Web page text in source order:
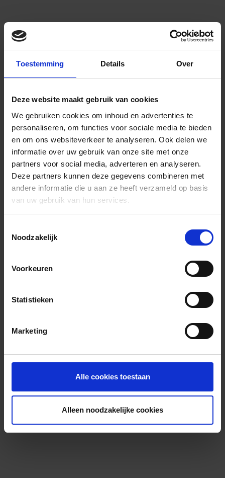
Toestemming Details Over
Deze website maakt gebruik van cookies
We gebruiken cookies om inhoud en advertenties te
personaliseren, om functies voor sociale media te bieden
en om ons websiteverkeer te analyseren. Ook delen we
informatie over uw gebruik van onze site met onze
partners voor social media, adverteren en analyseren.
Deze partners kunnen deze gegevens combineren met
andere informatie die u aan ze heeft verzameld op basis
van uw gebruik van hun services.
Noodzakelijk
Voorkeuren
Statistieken
Marketing
Alle cookies toestaan
Alleen noodzakelijke cookies